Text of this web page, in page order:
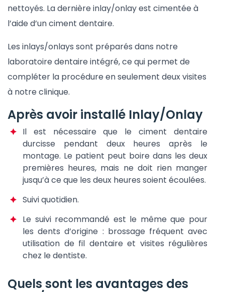
nettoyés. La dernière inlay/onlay est cimentée à
l’aide d’un ciment dentaire.
Les inlays/onlays sont préparés dans notre
laboratoire dentaire intégré, ce qui permet de
compléter la procédure en seulement deux visites
à notre clinique.
Après avoir installé Inlay/Onlay
Il est nécessaire que le ciment dentaire
durcisse pendant deux heures après le
montage. Le patient peut boire dans les deux
premières heures, mais ne doit rien manger
jusqu’à ce que les deux heures soient écoulées.
Suivi quotidien.
Le suivi recommandé est le même que pour
les dents d’origine : brossage fréquent avec
utilisation de fil dentaire et visites régulières
chez le dentiste.
Quels sont les avantages des